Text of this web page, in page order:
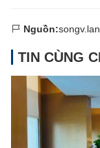
Nguồn:
TIN CÙNG